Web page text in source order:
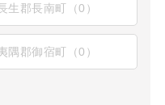
生郡長南町（0）
隅郡御宿町（0）